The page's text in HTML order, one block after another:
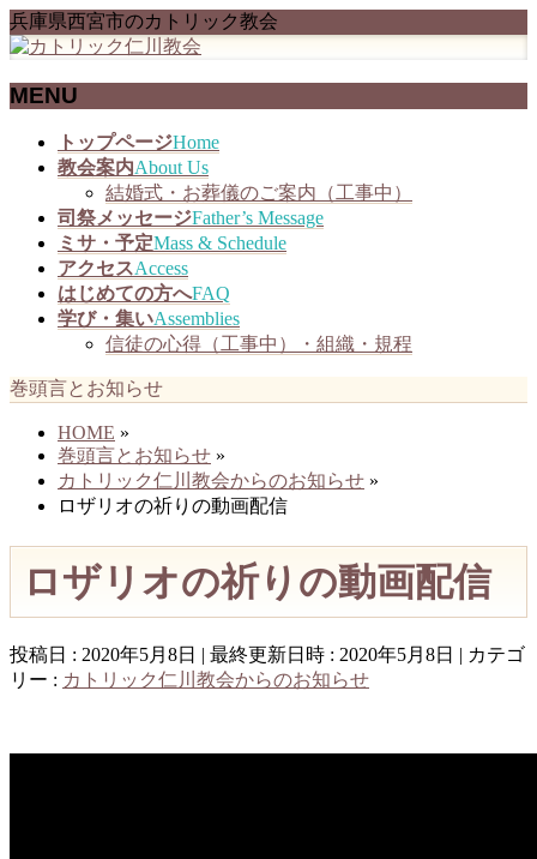
兵庫県西宮市のカトリック教会
MENU
トップページHome
教会案内About Us
結婚式・お葬儀のご案内（工事中）
司祭メッセージFather’s Message
ミサ・予定Mass & Schedule
アクセスAccess
はじめての方へFAQ
学び・集いAssemblies
信徒の心得（工事中）・組織・規程
巻頭言とお知らせ
HOME »
巻頭言とお知らせ »
カトリック仁川教会からのお知らせ »
ロザリオの祈りの動画配信
ロザリオの祈りの動画配信
投稿日 : 2020年5月8日 最終更新日時 : 2020年5月8日
カテゴ
リー : カトリック仁川教会からのお知らせ